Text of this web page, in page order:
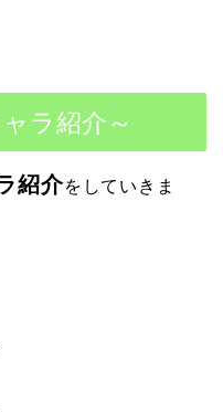
ラ紹介～
紹介をしていきま